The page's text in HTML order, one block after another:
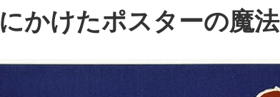
にかけたポスターの魔法